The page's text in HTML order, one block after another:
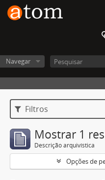
Navegar
Filtros
Mostrar 1
Descrição arquivística
Opções de